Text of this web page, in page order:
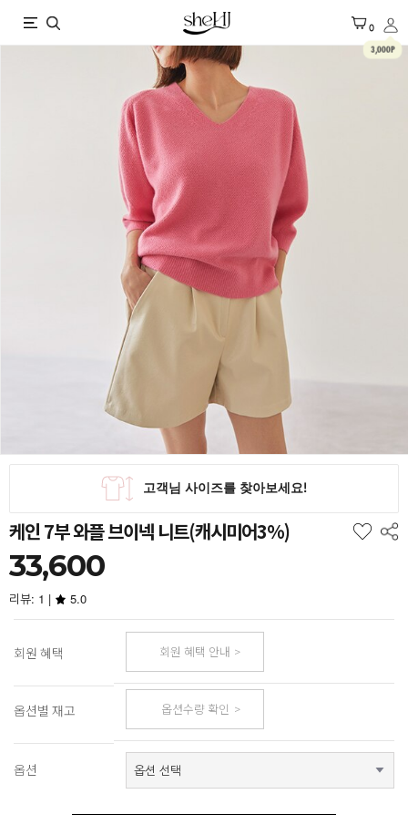
X 0
3,000P
케인 7부 와플 브이넥 니트(캐시미어3%)
33,600
리뷰: 1 | 5.0
회원 혜택 회원 혜택 안내
옵션별 재고 옵션수량 확인
옵션